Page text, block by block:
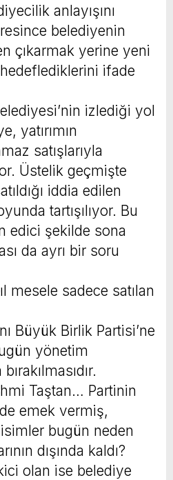
anlayışını
belediyenin
çıkarmak yerine yeni
ifade
izlediği yol
yatırımın
satışlarıyla
Üstelik geçmişte
iddia edilen
tartışılıyor. Bu
edici şekilde sona
da ayrı bir soru
mesele sadece satılan
Büyük Birlik Partisi’ne
yönetim
Taştan… Partinin
emek vermiş,
bugün neden
dışında kaldı?
olan ise belediye